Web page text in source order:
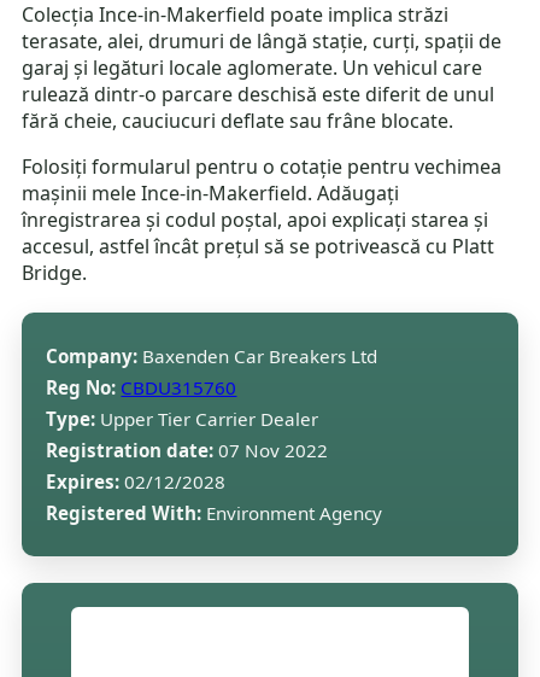
Colecția Ince-in-Makerfield poate implica străzi
terasate, alei, drumuri de lângă stație, curți, spații de
garaj și legături locale aglomerate. Un vehicul care
rulează dintr-o parcare deschisă este diferit de unul
fără cheie, cauciucuri deflate sau frâne blocate.
Folosiți formularul pentru o cotație pentru vechimea
mașinii mele Ince-in-Makerfield. Adăugați
înregistrarea și codul poștal, apoi explicați starea și
accesul, astfel încât prețul să se potrivească cu Platt
Bridge.
Company: Baxenden Car Breakers Ltd
Reg No: CBDU315760
Type: Upper Tier Carrier Dealer
Registration date: 07 Nov 2022
Expires: 02/12/2028
Registered With: Environment Agency